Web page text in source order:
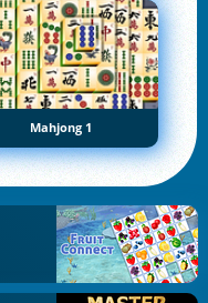
Mahjong 1